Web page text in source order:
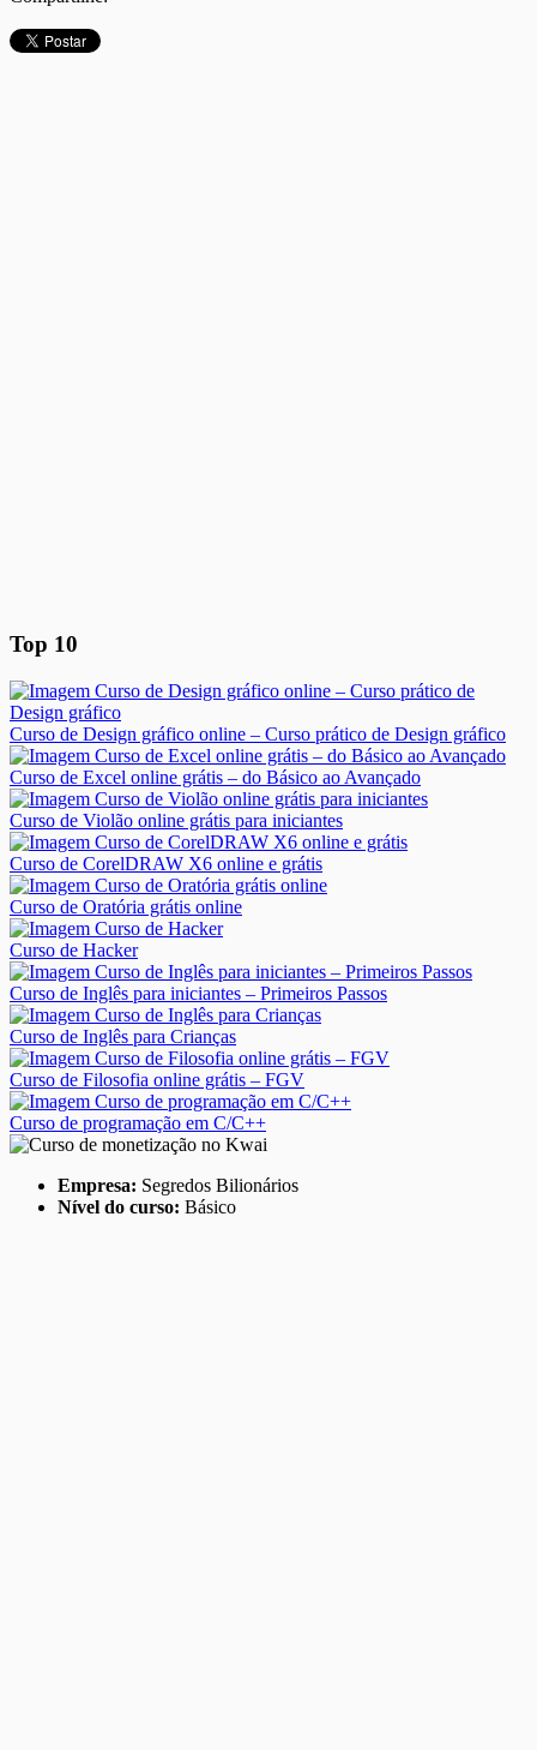
Top 10
Curso de Design gráfico online – Curso prático de Design gráfico
Curso de Excel online grátis – do Básico ao Avançado
Curso de Violão online grátis para iniciantes
Curso de CorelDRAW X6 online e grátis
Curso de Oratória grátis online
Curso de Hacker
Curso de Inglês para iniciantes – Primeiros Passos
Curso de Inglês para Crianças
Curso de Filosofia online grátis – FGV
Curso de programação em C/C++
Empresa: Segredos Bilionários
Nível do curso: Básico